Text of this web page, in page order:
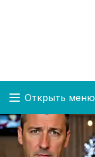
Открыть меню